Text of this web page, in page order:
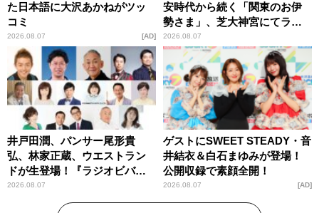
た日本語に大沢あかねがツッ
コミ
2026.08.07 AD
安時代から続く「関東のお伊
勢さま」、芝大神宮にてラン
パンプスが合格祈願！
2026.08.07
井戸田潤、パンサー尾形貴
弘、林家正蔵、ウエストラン
ドが生登場！『ラジオビバリ
ー昼ズ』
2026.08.07
ゲストにSWEET STEADY・音
井結衣＆白石まゆみが登場！
公開収録で素顔全開！
2026.08.07 AD